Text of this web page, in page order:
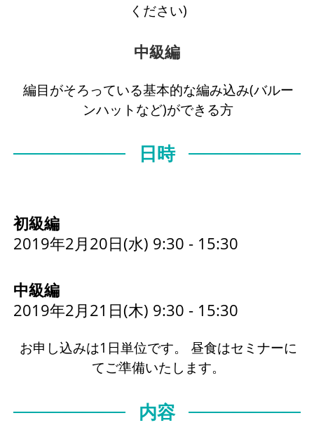
ください)
中級編
編目がそろっている基本的な編み込み(バルー
ンハットなど)ができる方
日時
初級編
2019年2月20日(水) 9:30 - 15:30
中級編
2019年2月21日(木) 9:30 - 15:30
お申し込みは1日単位です。 昼食はセミナーに
てご準備いたします。
内容